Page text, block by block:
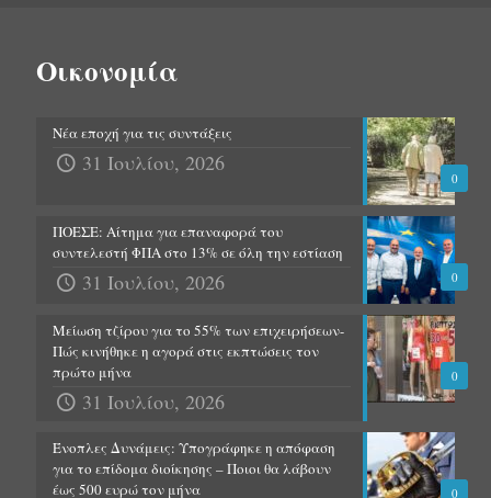
Οικονομία
0
Νέα εποχή για τις συντάξεις
31 Ιουλίου, 2026
0
ΠΟΕΣΕ: Αίτημα για επαναφορά του
συντελεστή ΦΠΑ στο 13% σε όλη την εστίαση
31 Ιουλίου, 2026
0
Μείωση τζίρου για το 55% των επιχειρήσεων-
Πώς κινήθηκε η αγορά στις εκπτώσεις τον
πρώτο μήνα
31 Ιουλίου, 2026
0
Ένοπλες Δυνάμεις: Υπογράφηκε η απόφαση
για το επίδομα διοίκησης – Ποιοι θα λάβουν
έως 500 ευρώ τον μήνα